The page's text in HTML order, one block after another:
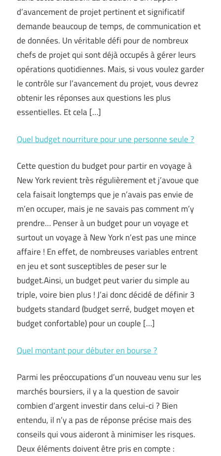
d’avancement de projet pertinent et significatif
demande beaucoup de temps, de communication et
de données. Un véritable défi pour de nombreux
chefs de projet qui sont déjà occupés à gérer leurs
opérations quotidiennes. Mais, si vous voulez garder
le contrôle sur l’avancement du projet, vous devrez
obtenir les réponses aux questions les plus
essentielles. Et cela […]
Quel budget nourriture pour une personne seule ?
Cette question du budget pour partir en voyage à
New York revient très régulièrement et j’avoue que
cela faisait longtemps que je n’avais pas envie de
m’en occuper, mais je ne savais pas comment m’y
prendre… Penser à un budget pour un voyage et
surtout un voyage à New York n’est pas une mince
affaire ! En effet, de nombreuses variables entrent
en jeu et sont susceptibles de peser sur le
budget.Ainsi, un budget peut varier du simple au
triple, voire bien plus ! J’ai donc décidé de définir 3
budgets standard (budget serré, budget moyen et
budget confortable) pour un couple […]
Quel montant pour débuter en bourse ?
Parmi les préoccupations d’un nouveau venu sur les
marchés boursiers, il y a la question de savoir
combien d’argent investir dans celui-ci ? Bien
entendu, il n’y a pas de réponse précise mais des
conseils qui vous aideront à minimiser les risques.
Deux éléments doivent être pris en compte :